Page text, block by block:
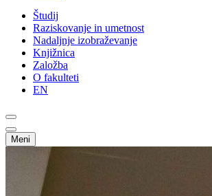
Študij
Raziskovanje in umetnost
Nadaljnje izobraževanje
Knjižnica
Založba
O fakulteti
EN
Meni